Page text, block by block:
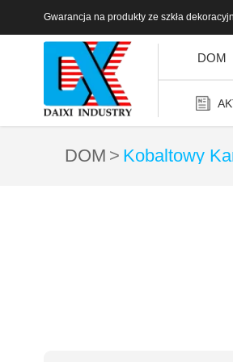
Gwarancja na produkty ze szkła
DOM
DOM Kobaltowy